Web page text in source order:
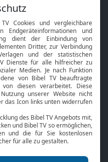
Mobile App
Smart TV
HbbTV
Bibelthek Online-Bibel
Nächster Gottesdienst
Service
Kontakt
TV-Empfang